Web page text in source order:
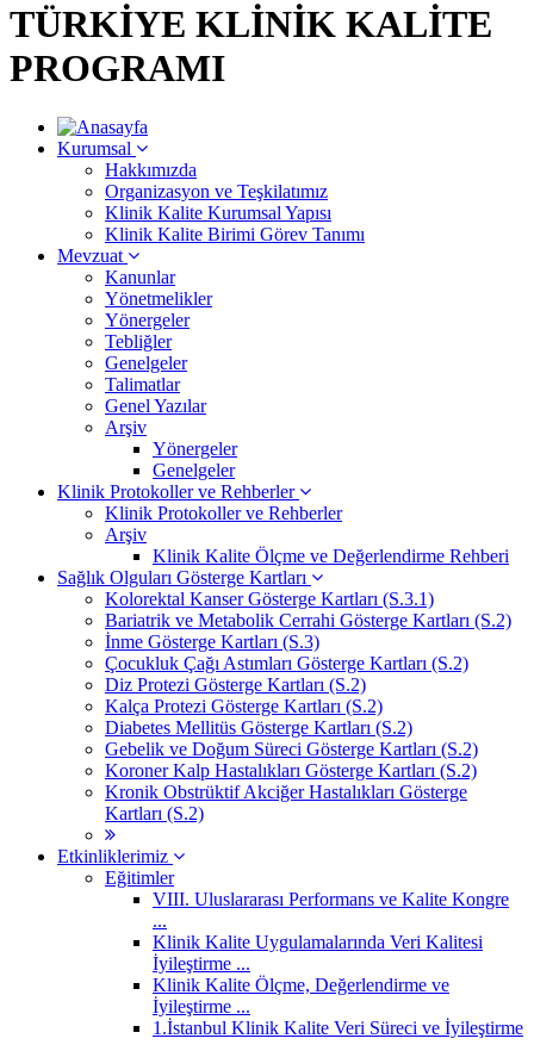
TÜRKİYE KLİNİK KALİTE
PROGRAMI
Kurumsal
Hakkımızda
Organizasyon ve Teşkilatımız
Klinik Kalite Kurumsal Yapısı
Klinik Kalite Birimi Görev Tanımı
Mevzuat
Kanunlar
Yönetmelikler
Yönergeler
Tebliğler
Genelgeler
Talimatlar
Genel Yazılar
Arşiv
Yönergeler
Genelgeler
Klinik Protokoller ve Rehberler
Klinik Protokoller ve Rehberler
Arşiv
Klinik Kalite Ölçme ve Değerlendirme Rehberi
Sağlık Olguları Gösterge Kartları
Kolorektal Kanser Gösterge Kartları (S.3.1)
Bariatrik ve Metabolik Cerrahi Gösterge Kartları (S.2)
İnme Gösterge Kartları (S.3)
Çocukluk Çağı Astımları Gösterge Kartları (S.2)
Diz Protezi Gösterge Kartları (S.2)
Kalça Protezi Gösterge Kartları (S.2)
Diabetes Mellitüs Gösterge Kartları (S.2)
Gebelik ve Doğum Süreci Gösterge Kartları (S.2)
Koroner Kalp Hastalıkları Gösterge Kartları (S.2)
Kronik Obstrüktif Akciğer Hastalıkları Gösterge
Kartları (S.2)
Etkinliklerimiz
Eğitimler
VIII. Uluslararası Performans ve Kalite Kongre
...
Klinik Kalite Uygulamalarında Veri Kalitesi
İyileştirme ...
Klinik Kalite Ölçme, Değerlendirme ve
İyileştirme ...
1.İstanbul Klinik Kalite Veri Süreci ve İyileştirme